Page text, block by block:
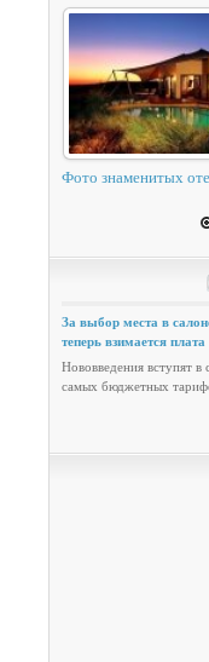
Фото знаменитых
За выбор места в
теперь взимается плата
Нововведения вступят в
самых бюджетных